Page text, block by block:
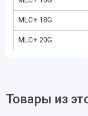
MLC+ 18G
MLC+ 20G
Товары из